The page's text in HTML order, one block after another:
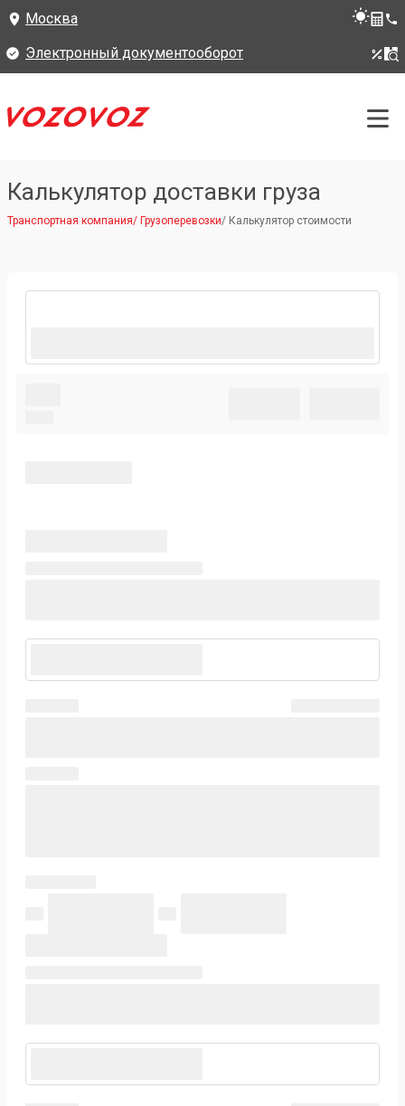
Москва
Электронный документооборот
Калькулятор доставки груза
Транспортная компания/ Грузоперевозки/ Калькулятор стоимости